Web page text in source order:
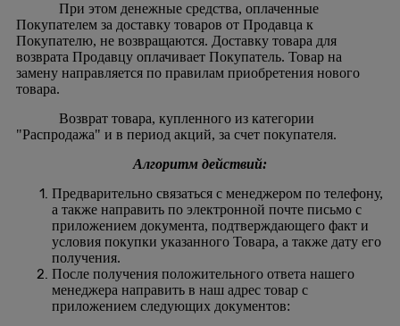
При этом денежные средства, оплаченные
Покупателем за доставку товаров от Продавца к
Покупателю, не возвращаются. Доставку товара для
возврата Продавцу оплачивает Покупатель. Товар на
замену направляется по правилам приобретения нового
товара.
Возврат товара, купленного из категории
"Распродажа" и в период акций, за счет покупателя.
Алгоритм действий:
Предварительно связаться с менеджером по телефону,
а также направить по электронной почте письмо с
приложением документа, подтверждающего факт и
условия покупки указанного Товара, а также дату его
получения.
После получения положительного ответа нашего
менеджера направить в наш адрес товар с
приложением следующих документов: